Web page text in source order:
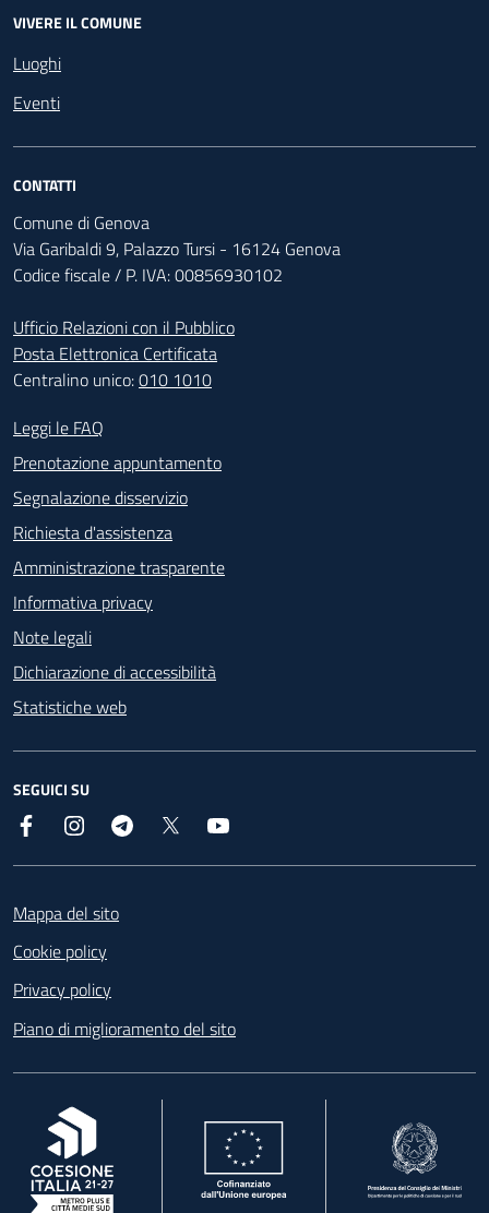
VIVERE IL COMUNE
Luoghi
Eventi
CONTATTI
Comune di Genova
Via Garibaldi 9, Palazzo Tursi - 16124 Genova
Codice fiscale / P. IVA: 00856930102
Ufficio Relazioni con il Pubblico
Posta Elettronica Certificata
Centralino unico:010 1010
Footer - Contatti
Leggi le FAQ
Prenotazione appuntamento
Segnalazione disservizio
Richiesta d'assistenza
Amministrazione trasparente
Informativa privacy
Note legali
Dichiarazione di accessibilità
Statistiche web
SEGUICI SU
Facebook InstagramTelegram
Mappa del sito
Cookie policy
Privacy policy
Piano di miglioramento del sito
, apre in una nuova scheda